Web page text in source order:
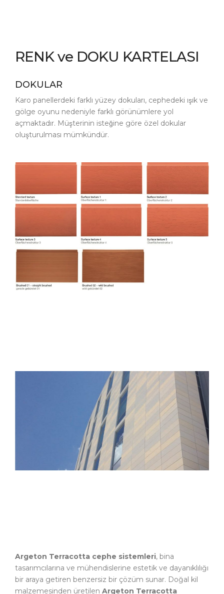
RENK ve DOKU KARTELASI
DOKULAR
Karo panellerdeki farklı yüzey dokuları, cephedeki ışık ve
gölge oyunu nedeniyle farklı görünümlere yol
açmaktadır. Müşterinin isteğine göre özel dokular
oluşturulması mümkündür.
Argeton Terracotta cephe sistemleri, bina
tasarımcılarına ve mühendislerine estetik ve dayanıklılığı
bir araya getiren benzersiz bir çözüm sunar. Doğal kil
malzemesinden üretilen Argeton Terracotta